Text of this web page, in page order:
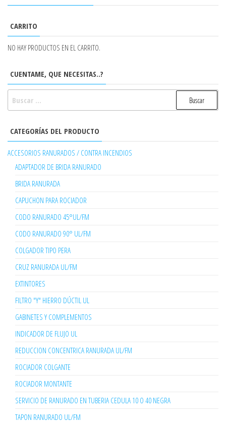
CARRITO
NO HAY PRODUCTOS EN EL CARRITO.
CUENTAME, QUE NECESITAS..?
CATEGORÍAS DEL PRODUCTO
ACCESORIOS RANURADOS / CONTRA INCENDIOS
ADAPTADOR DE BRIDA RANURADO
BRIDA RANURADA
CAPUCHON PARA ROCIADOR
CODO RANURADO 45°UL/FM
CODO RANURADO 90° UL/FM
COLGADOR TIPO PERA
CRUZ RANURADA UL/FM
EXTINTORES
FILTRO "Y" HIERRO DÚCTIL UL
GABINETES Y COMPLEMENTOS
INDICADOR DE FLUJO UL
REDUCCION CONCENTRICA RANURADA UL/FM
ROCIADOR COLGANTE
ROCIADOR MONTANTE
SERVICIO DE RANURADO EN TUBERIA CEDULA 10 O 40 NEGRA
TAPON RANURADO UL/FM